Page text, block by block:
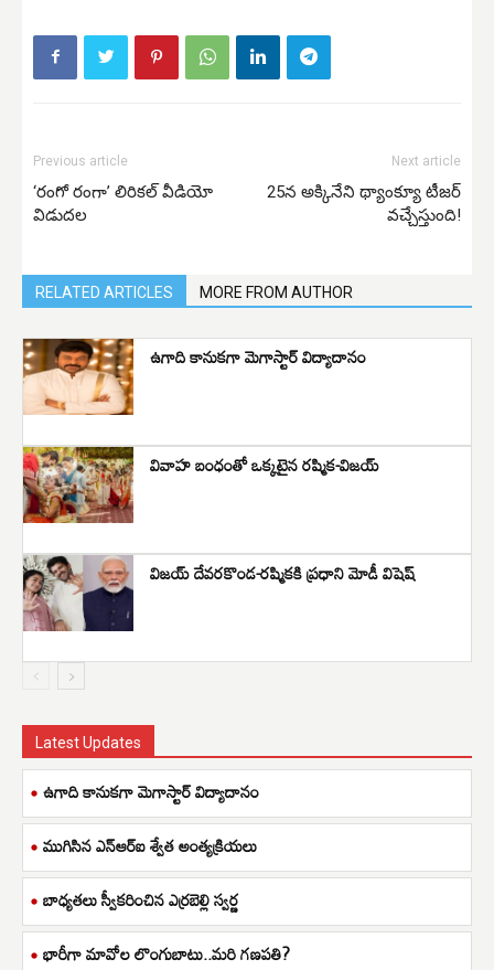
Previous article
‘రంగో రంగా’ లిరికల్ వీడియో
విడుదల
Next article
25న అక్కినేని థ్యాంక్యూ టీజర్
వచ్చేస్తుంది!
RELATED ARTICLES MORE FROM AUTHOR
ఉగాది కానుకగా మెగాస్టార్ విద్యాదానం
వివాహ బంధంతో ఒక్కటైన రష్మిక-విజయ్
విజయ్ దేవరకొండ-రష్మికకి ప్రధాని మోడీ విషెష్
Latest Updates
ఉగాది కానుకగా మెగాస్టార్ విద్యాదానం
ముగిసిన ఎన్ఆర్ఐ శ్వేత అంత్యక్రియలు
బాధ్యతలు స్వీకరించిన ఎర్రబెల్లి స్వర్ణ
భారీగా మావోల లొంగుబాటు..మరి గణపతి?